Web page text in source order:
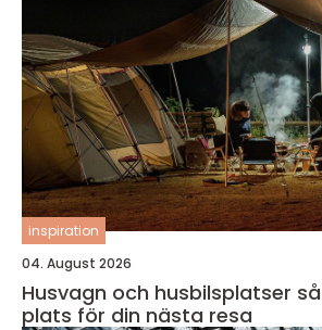
inspiration
04. August 2026
Husvagn och husbilsplatser så hittar du rätt
plats för din nästa resa